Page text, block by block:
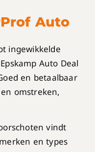
Auto
ingewikkelde
Auto Deal
en betaalbaar
omstreken,
vindt
en types